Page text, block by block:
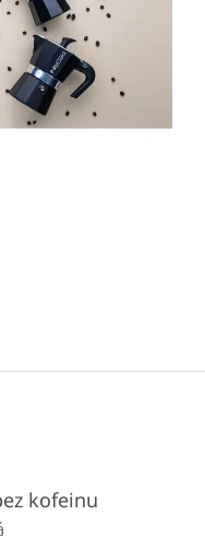
kofeinu
5 hvězdiček.